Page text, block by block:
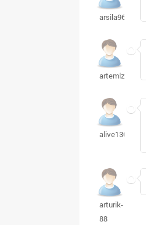
arsila967
artemlzn302
alive1307
arturik-
88